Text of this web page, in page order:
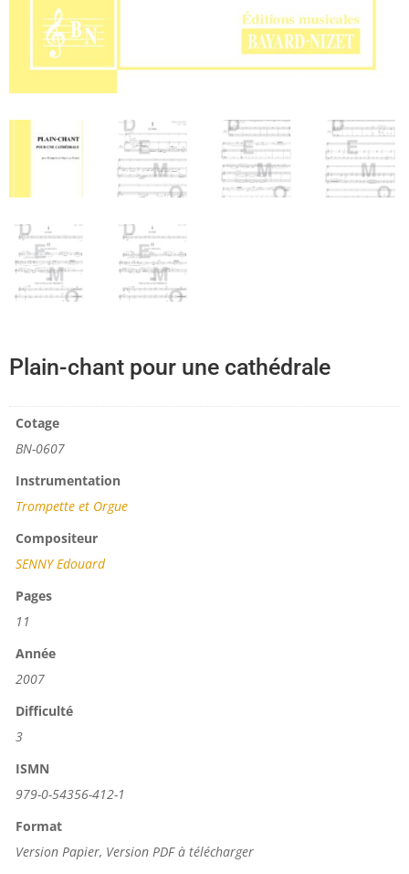
Plain-chant pour une cathédrale
Cotage
BN-0607
Instrumentation
Trompette et Orgue
Compositeur
SENNY Edouard
Pages
11
Année
2007
Difficulté
3
ISMN
979-0-54356-412-1
Format
Version Papier, Version PDF à télécharger